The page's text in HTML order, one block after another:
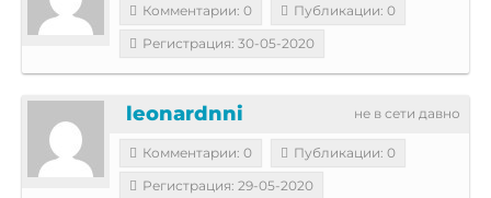
Комментарии: 0
Публикации: 0
Регистрация: 30-05-2020
не в сети давно
leonardnni
Комментарии: 0
Публикации: 0
Регистрация: 29-05-2020